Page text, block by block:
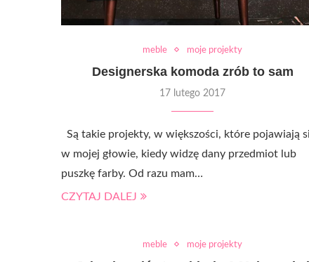
meble moje projekty
Designerska komoda zrób to sam
17 lutego 2017
Są takie projekty, w większości, które pojawiają
w mojej głowie, kiedy widzę dany przedmiot lub
puszkę farby. Od razu mam…
CZYTAJ DALEJ
meble moje projekty